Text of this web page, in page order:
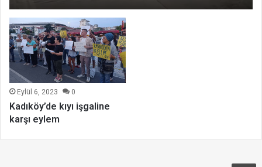
Eylül 6, 2023 0
Kadıköy’de kıyı işgaline
karşı eylem